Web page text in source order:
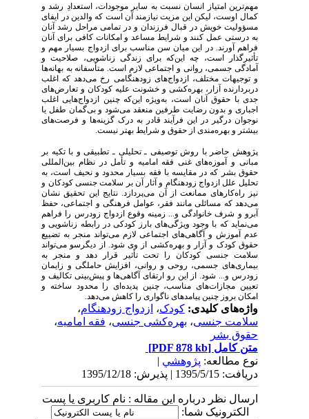
مهم‌ترین امتیاز انسان نسبت به سایر موجودات، استعدادِ رشد و
کمال اوست، لیکن این مزیت نیازمند آن است که والدین در ایفای
مسؤولیت خویش در قبال فرزندان و در تمامی مراحل رشد آنان
به درستی عمل کنند و شرایط مساعد و امکانات کافی برای آنان
فراهم آورند. در این میان سن مناسب برای ازدواج بسیار مهم و
تأثیرگذار است، چه این‌که برای زندگی زناشویی، صلاحیت و
آمادگی جسمی، روانی و اجتماعی لازم است. متأسفانه به بهانه‌ها
و توجیهات مختلف، ازدواج‌های زودهنگامی رخ می‌دهد که اغلب
دربردارنده آزار، بهره‌کشی و خشونت علیه کودکان و تعارض‌های
جدی با حقوق آنان است، به‌ویژه این‌که چنین ازدواج‌هایی اغلب
اجباری و بدون رضایت طرفین منعقد می‌شود و بی‌گمان طفل یا
نوجوان درگیر در این فرآیند قادر به درک گزینه‌ها و فرصت‌های
بیشتر و بهره‌مندی از حقوق و شرایط بهتر نیست.
پژوهش حاضر با روش توصیفی ـ تحلیلی ـ تطبیقی و با تکیه بر
مبانی و آموزه‌های غنی فقه امامیه و تأمل در نظام بین‌المللی
حقوق بشر که در مقایسه با فقه بسیار محدود و نحیف است، به
تحلیل علل ازدواج زودهنگام و آثار آن بر سلامت جنسی کودکان و
نیز را‌ه‌کارهای ممانعت از آن می‌پردازد. نتایج این تحقیق نشان
می‌دهد که مسائلی مانند فقر، عوامل فرهنگی و اجتماعی، حفظ
آبرو و شرف خانوادگی و... زمینه وقوع ازدواج زودرس را فراهم
می‌نماید که با وجود ویژگی‌های ‌بارز کودکی در رابطه زناشویی و
عدم آموزش و آگاهی‌های اجتماعی لازم می‌تواند منجر به تضییع
حقوق کودک و آزار و بهره‌کشی از وی شود. از دیگرسو می‌تواند
سلامت جنسی کودکان را تحت تأثیر قرار دهد و منجر به
بیماری‌های جسمی، روحی و روانی، افزایش حاملگی و زایمان
زودرس و... شود. از این رو ارتقای آگاهی‌ها و پیش‌بینی تکالیف و
تعیین مجازات‌های مناسب، چنین پدیده‌ای را محدود ساخته و
امکان بروز چنین پیامدهای ناگواری را کاهش می‌دهد.
واژه‌های کلیدی:کودک،ازدواج زودهنگام،
سلامت جنسی،بهره‌کشی جنسی،فقه امامیه،
حقوق بشر
متن کامل[PDF 878 kb]
نوع مطالعه:پژوهشي|
دریافت: 1395/5/15 | پذیرش: 1395/12/18
ارسال نظر درباره این مقاله : نام کاربری یا پست
الکترونیک شما: